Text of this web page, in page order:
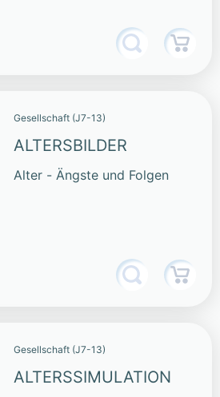
Gesellschaft (J7-13)
ALTERSBILDER
Alter - Ängste und Folgen
Gesellschaft (J7-13)
ALTERSSIMULATION